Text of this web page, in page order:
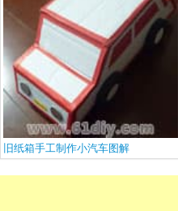
旧纸箱手工制作小汽车图解